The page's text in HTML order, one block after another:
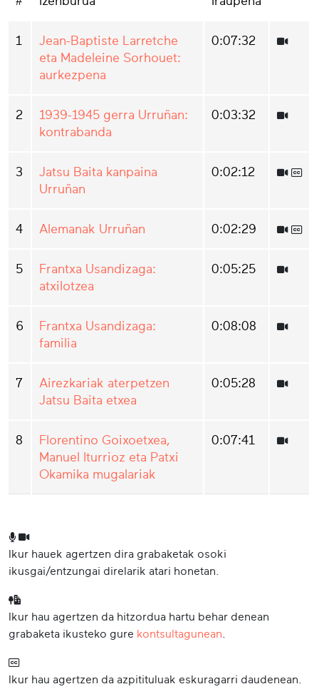
1
Jean-Baptiste Larretche
eta Madeleine Sorhouet:
aurkezpena
0:07:32
2
1939-1945 gerra Urruñan:
kontrabanda
0:03:32
3
Jatsu Baita kanpaina
Urruñan
0:02:12
4 Alemanak Urruñan 0:02:29
5
Frantxa Usandizaga:
atxilotzea
0:05:25
6
Frantxa Usandizaga:
familia
0:08:08
7
Airezkariak aterpetzen
Jatsu Baita etxea
0:05:28
8
Florentino Goixoetxea,
Manuel Iturrioz eta Patxi
Okamika mugalariak
0:07:41
Ikur hauek agertzen dira grabaketak osoki
ikusgai/entzungai direlarik atari honetan.
Ikur hau agertzen da hitzordua hartu behar denean
grabaketa ikusteko gure kontsultagunean
Ikur hau agertzen da azpitituluak eskuragarri daudenean.